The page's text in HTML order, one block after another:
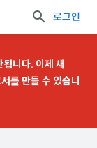
로그인
니다. 이제 새
를 만들 수 있습니